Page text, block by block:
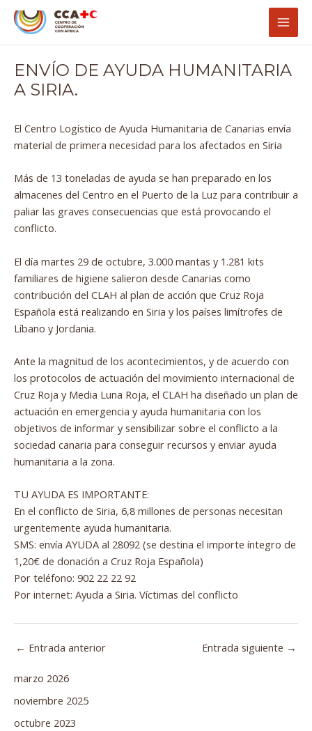
Main
ENVÍO DE AYUDA HUMANITARIA
A SIRIA.
El Centro Logístico de Ayuda Humanitaria de Canarias envía
material de primera necesidad para los afectados en Siria
Más de 13 toneladas de ayuda se han preparado en los
almacenes del Centro en el Puerto de la Luz para contribuir a
paliar las graves consecuencias que está provocando el
conflicto.
El día martes 29 de octubre, 3.000 mantas y 1.281 kits
familiares de higiene salieron desde Canarias como
contribución del CLAH al plan de acción que Cruz Roja
Española está realizando en Siria y los países limítrofes de
Líbano y Jordania.
Ante la magnitud de los acontecimientos, y de acuerdo con
los protocolos de actuación del movimiento internacional de
Cruz Roja y Media Luna Roja, el CLAH ha diseñado un plan de
actuación en emergencia y ayuda humanitaria con los
objetivos de informar y sensibilizar sobre el conflicto a la
sociedad canaria para conseguir recursos y enviar ayuda
humanitaria a la zona.
TU AYUDA ES IMPORTANTE:
En el conflicto de Siria, 6,8 millones de personas necesitan
urgentemente ayuda humanitaria.
SMS: envía AYUDA al 28092 (se destina el importe íntegro de
1,20€ de donación a Cruz Roja Española)
Por teléfono: 902 22 22 92
Por internet: Ayuda a Siria. Víctimas del conflicto
Navegación
de
← Entrada anterior Entrada siguiente →
marzo 2026
noviembre 2025
octubre 2023